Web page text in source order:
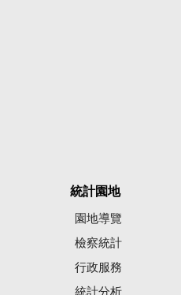
統計園地
園地導覽
檢察統計
行政服務
統計分析